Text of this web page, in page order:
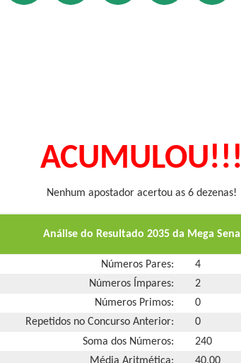
ACUMULOU!!!
Nenhum apostador acertou as 6 dezenas!
Análise do Resultado 2035 da Mega Sena
Números Pares:
4
Números Ímpares:
2
Números Primos:
0
Repetidos no Concurso Anterior:
0
Soma dos Números:
240
Média Aritmética:
40,00